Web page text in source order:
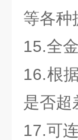
等各种
15.全
16.根
是否超
17.可